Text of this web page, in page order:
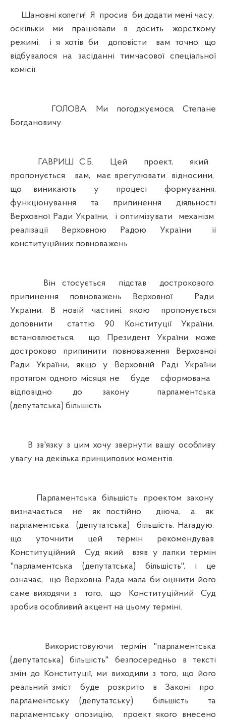
Шановні колеги! Я просив би додати мені часу,
оскільки ми працювали в досить жорсткому
режимі, і я хотів би доповісти вам точно, що
відбувалося на засіданні тимчасової спеціальної
комісії.
ГОЛОВА. Ми погоджуємося, Степане
Богдановичу.
ГАВРИШ С.Б. Цей проект, який
пропонується вам, має врегулювати відносини,
що виникають у процесі формування,
функціонування та припинення діяльності
Верховної Ради України, і оптимізувати механізм
реалізації Верховною Радою України її
конституційних повноважень.
Він стосується підстав дострокового
припинення повноважень Верховної Ради
України. В новій частині, якою пропонується
доповнити статтю 90 Конституції України,
встановлюється, що Президент України може
достроково припинити повноваження Верховної
Ради України, якщо у Верховній Раді України
протягом одного місяця не буде сформована
відповідно до закону парламентська
(депутатська) більшість.
В зв'язку з цим хочу звернути вашу особливу
увагу на декілька принципових моментів.
Парламентська більшість проектом закону
визначається не як постійно діюча, а як
парламентська (депутатська) більшість. Нагадую,
що уточнити цей термін рекомендував
Конституційний Суд який взяв у лапки термін
"парламентська (депутатська) більшість", і це
означає, що Верховна Рада мала би оцінити його
саме виходячи з того, що Конституційний Суд
зробив особливий акцент на цьому терміні.
Використовуючи термін "парламентська
(депутатська) більшість" безпосередньо в тексті
змін до Конституції, ми виходили з того, що його
реальний зміст буде розкрито в Законі про
парламентську (депутатську) більшість та
парламентську опозицію, проект якого внесено